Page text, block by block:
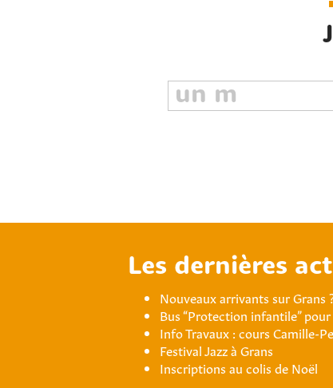
Les dernières
Nouveaux arrivants sur Grans
Bus “Protection infantile”
Info Travaux : cours Camille-
Festival Jazz à Grans
Inscriptions au colis de Noël